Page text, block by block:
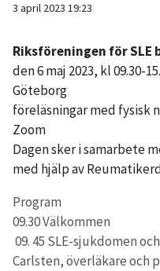
3 april 2023 19:23
Riksföreningen för SLE
den 6 maj 2023, kl 09.30-
Göteborg
föreläsningar med fysisk
Zoom
Dagen sker i samarbete
med hjälp av
Program
09.30 Välkommen
09. 45 SLE-sjukdomen
Carlsten, överläkare och